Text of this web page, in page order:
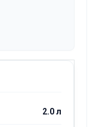
2.0 л